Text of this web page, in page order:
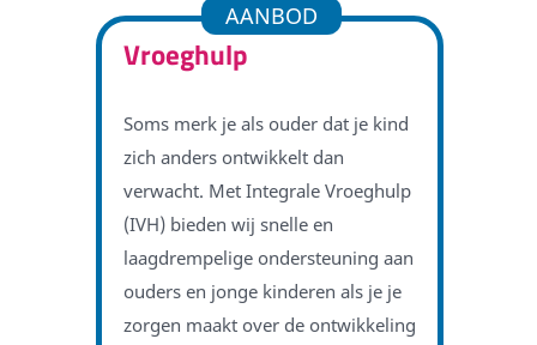
AANBOD
Vroeghulp
Soms merk je als ouder dat je kind
zich anders ontwikkelt dan
verwacht. Met Integrale Vroeghulp
(IVH) bieden wij snelle en
laagdrempelige ondersteuning aan
ouders en jonge kinderen als je je
zorgen maakt over de ontwikkeling